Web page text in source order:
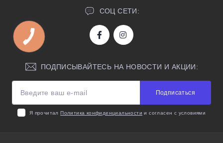
СОЦ СЕТИ:
ПОДПИСЫВАЙТЕСЬ НА НОВОСТИ И АКЦИИ:
Подписаться
Я прочиталПолитика конфиденциальности и согласен с условиями